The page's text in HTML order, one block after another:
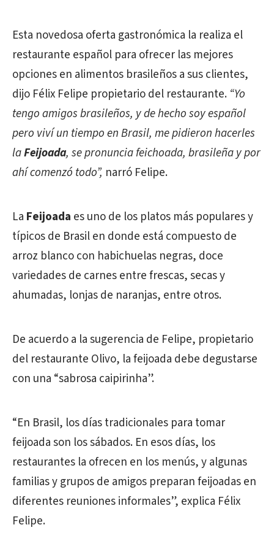
Esta novedosa oferta gastronómica la realiza el
restaurante español para ofrecer las mejores
opciones en alimentos brasileños a sus clientes,
dijo Félix Felipe propietario del restaurante. “Yo
tengo amigos brasileños, y de hecho soy español
pero viví un tiempo en Brasil, me pidieron hacerles
laFeijoada, se pronuncia feichoada, brasileña y por
ahí comenzó todo”, narró Felipe.
La Feijoada es uno de los platos más populares y
típicos de Brasil en donde está compuesto de
arroz blanco con habichuelas negras, doce
variedades de carnes entre frescas, secas y
ahumadas, lonjas de naranjas, entre otros.
De acuerdo a la sugerencia de Felipe, propietario
del restaurante Olivo, la feijoada debe degustarse
con una “sabrosa caipirinha”.
“En Brasil, los días tradicionales para tomar
feijoada son los sábados. En esos días, los
restaurantes la ofrecen en los menús, y algunas
familias y grupos de amigos preparan feijoadas en
diferentes reuniones informales”, explica Félix
Felipe.